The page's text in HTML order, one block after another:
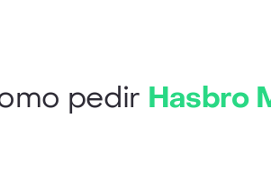
pedir Hasbro